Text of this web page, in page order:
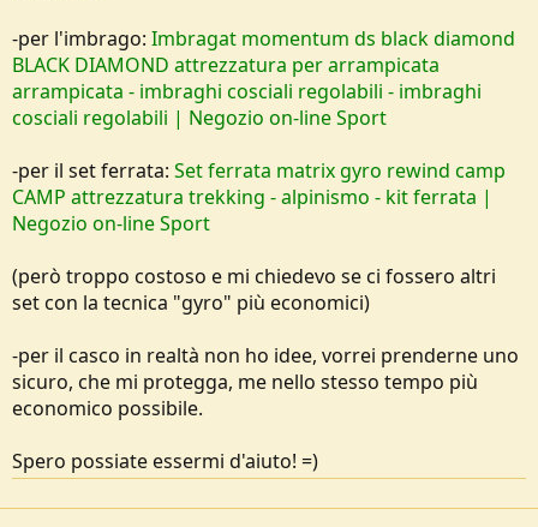
-per l'imbrago: Imbragat momentum ds black diamond
BLACK DIAMOND attrezzatura per arrampicata
arrampicata - imbraghi cosciali regolabili - imbraghi
cosciali regolabili | Negozio on-line Sport
-per il set ferrata: Set ferrata matrix gyro rewind camp
CAMP attrezzatura trekking - alpinismo - kit ferrata |
Negozio on-line Sport
(però troppo costoso e mi chiedevo se ci fossero altri
set con la tecnica "gyro" più economici)
-per il casco in realtà non ho idee, vorrei prenderne uno
sicuro, che mi protegga, me nello stesso tempo più
economico possibile.
Spero possiate essermi d'aiuto! =)